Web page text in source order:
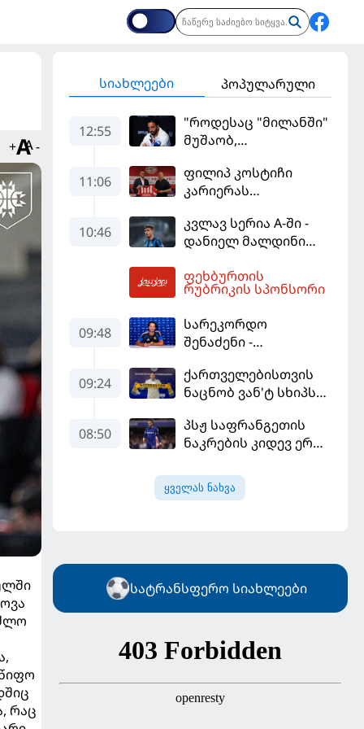
+ -
რაც
სიახლეები პოპულარული
12:55
"როდესაც "მილანში"
მუშაობ,
იბრძოლო" -
ამორიმმა
დააიმედა
11:06
ფილიპ კოსტიჩი
კარიერას
განაგრძობს
10:46
კვლავ სერია A-ში -
დანიელ მალდინი
ღირსებას დაიცავს
ფეხბურთის
რუბრიკის სპონსორი
09:48
სარეკორდო
შენაძენი -
ლიგის მორიგ გუნდში
გადავიდა
09:24
ქართველებისთვის
ნაცნობ ვან'ტ სხიპს
ჩააბარეს
08:50
პსჟ საფრანგეთის
ნაკრების კიდევ ერთი
დამატებას გეგმავს
ყველას ნახვა
სატრანსფერო სიახლეები